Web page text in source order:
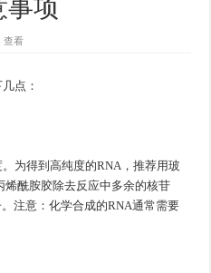
事项
查看
点：
为得到高纯度的RNA，推荐用玻
烯酰胺胶除去反应中多余的核苷
注意：化学合成的RNA通常需要